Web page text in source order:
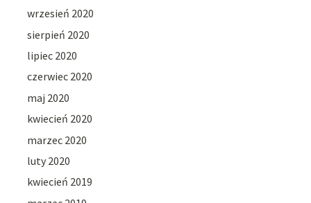
wrzesień 2020
sierpień 2020
lipiec 2020
czerwiec 2020
maj 2020
kwiecień 2020
marzec 2020
luty 2020
kwiecień 2019